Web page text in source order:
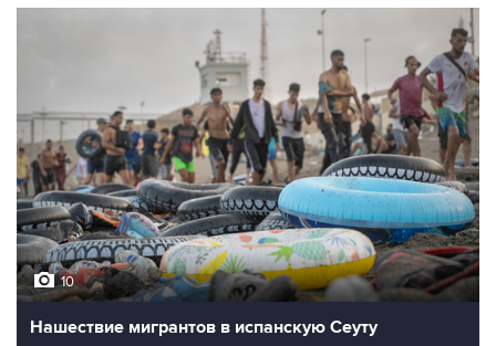
10
Нашествие мигрантов в испанскую Сеуту